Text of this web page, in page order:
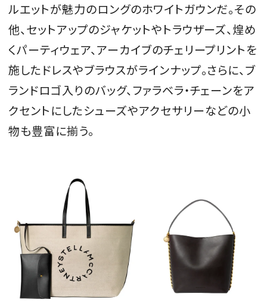
ルエットが魅力のロングのホワイトガウンだ。その
他、セットアップのジャケットやトラウザーズ、煌め
くパーティウェア、アーカイブのチェリープリントを
施したドレスやブラウスがラインナップ。さらに、ブ
ランドロゴ入りのバッグ、ファラベラ・チェーンをア
クセントにしたシューズやアクセサリーなどの小
物も豊富に揃う。